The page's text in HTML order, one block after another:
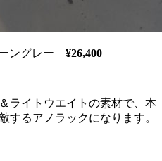
ングレー ¥26,400
ライトウエイトの素材で、本
するアノラックになります。